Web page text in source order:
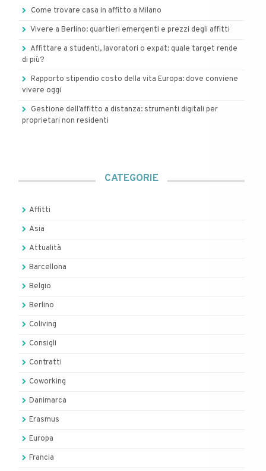
Come trovare casa in affitto a Milano
Vivere a Berlino: quartieri emergenti e prezzi degli affitti
Affittare a studenti, lavoratori o expat: quale target rende
di più?
Rapporto stipendio costo della vita Europa: dove conviene
vivere oggi
Gestione dell’affitto a distanza: strumenti digitali per
proprietari non residenti
CATEGORIE
Affitti
Asia
Attualità
Barcellona
Belgio
Berlino
Coliving
Consigli
Contratti
Coworking
Danimarca
Erasmus
Europa
Francia